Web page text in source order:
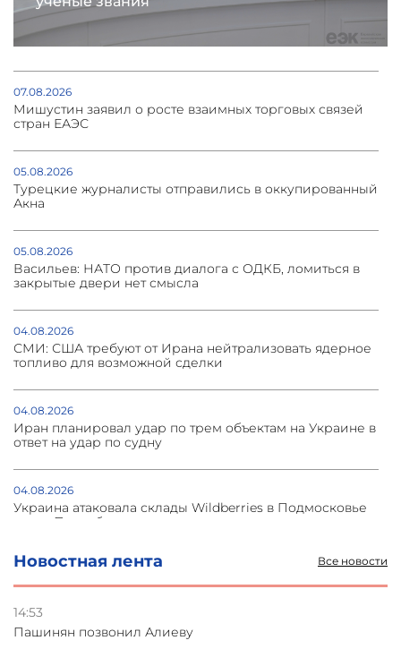
Новостная лента Все новости
14:53
Пашинян позвонил Алиеву
07.08.2026
Мишустин заявил о росте взаимных торговых связей
стран ЕАЭС
05.08.2026
Турецкие журналисты отправились в оккупированный
Акна
05.08.2026
Васильев: НАТО против диалога с ОДКБ, ломиться в
закрытые двери нет смысла
04.08.2026
СМИ: США требуют от Ирана нейтрализовать ядерное
топливо для возможной сделки
04.08.2026
Иран планировал удар по трем объектам на Украине в
ответ на удар по судну
04.08.2026
Украина атаковала склады Wildberries в Подмосковье
и под Петербургом
03.08.2026
Стратегия безопасности ОДКБ допускает применение